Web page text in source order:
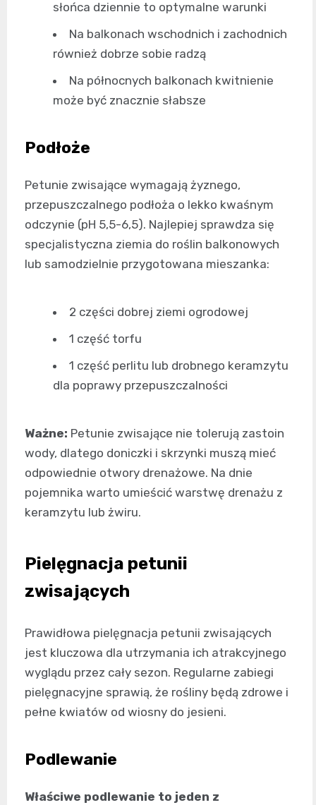
słońca dziennie to optymalne warunki
Na balkonach wschodnich i zachodnich
również dobrze sobie radzą
Na północnych balkonach kwitnienie
może być znacznie słabsze
Podłoże
Petunie zwisające wymagają żyznego,
przepuszczalnego podłoża o lekko kwaśnym
odczynie (pH 5,5-6,5). Najlepiej sprawdza się
specjalistyczna ziemia do roślin balkonowych
lub samodzielnie przygotowana mieszanka:
2 części dobrej ziemi ogrodowej
1 część torfu
1 część perlitu lub drobnego keramzytu
dla poprawy przepuszczalności
Ważne: Petunie zwisające nie tolerują zastoin
wody, dlatego doniczki i skrzynki muszą mieć
odpowiednie otwory drenażowe. Na dnie
pojemnika warto umieścić warstwę drenażu z
keramzytu lub żwiru.
Pielęgnacja petunii
zwisających
Prawidłowa pielęgnacja petunii zwisających
jest kluczowa dla utrzymania ich atrakcyjnego
wyglądu przez cały sezon. Regularne zabiegi
pielęgnacyjne sprawią, że rośliny będą zdrowe i
pełne kwiatów od wiosny do jesieni.
Podlewanie
Właściwe podlewanie to jeden z